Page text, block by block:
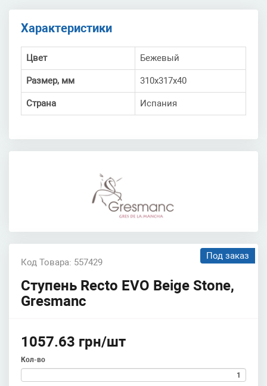
Характеристики
Цвет Бежевый
Размер, мм 310х317х40
Страна Испания
Код Товара: 557429
Под заказ
Ступень Recto EVO Beige Stone,
Gresmanc
1057.63 грн/шт
Кол-во